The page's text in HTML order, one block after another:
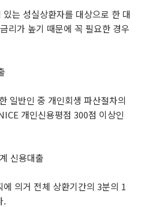
는 성실상환자를 대상으로 한 대
리가 높기 때문에 꼭 필요한 경우
일반인 중 개인회생 파산절차의
개인신용평점 300점 이상인
신용대출
의거 전체 상환기간의 3분의 1
.